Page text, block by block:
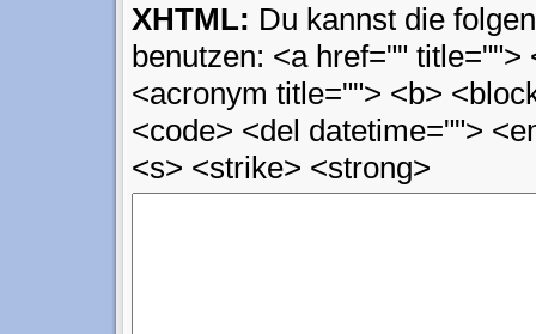
XHTML: Du kannst die
benutzen: <a href="" title="">
<acronym title=""> <b>
<code> <del datetime="">
<s> <strike> <strong>